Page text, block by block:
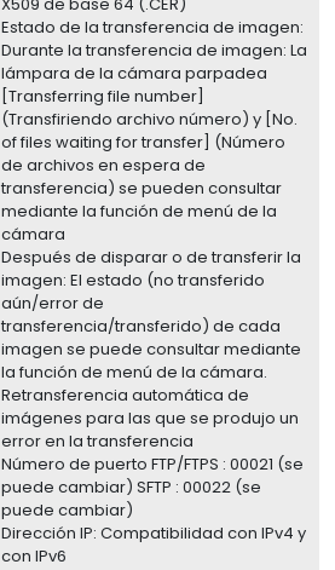
X509 de base 64 (.CER)
Estado de la transferencia de imagen:
Durante la transferencia de imagen: La
lámpara de la cámara parpadea
[Transferring file number]
(Transfiriendo archivo número) y [No.
of files waiting for transfer] (Número
de archivos en espera de
transferencia) se pueden consultar
mediante la función de menú de la
cámara
Después de disparar o de transferir la
imagen: El estado (no transferido
aún/error de
transferencia/transferido) de cada
imagen se puede consultar mediante
la función de menú de la cámara.
Retransferencia automática de
imágenes para las que se produjo un
error en la transferencia
Número de puerto FTP/FTPS : 00021 (se
puede cambiar) SFTP : 00022 (se
puede cambiar)
Dirección IP: Compatibilidad con IPv4 y
con IPv6